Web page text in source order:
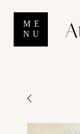
ME
NU